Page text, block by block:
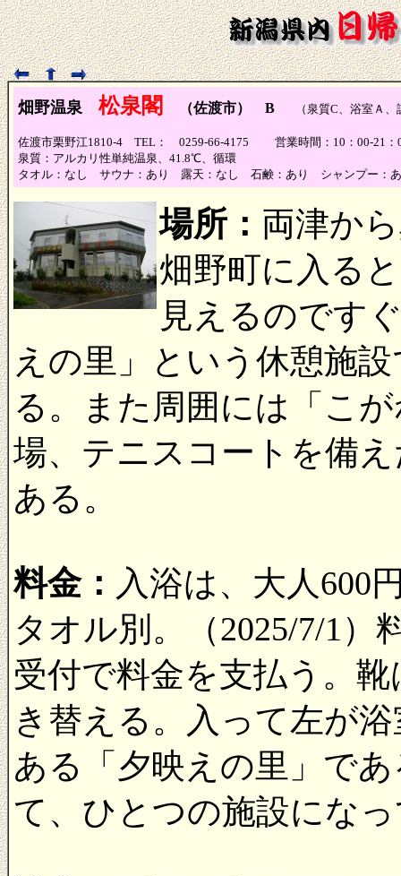
畑野温泉 松泉閣 （佐渡市） B （泉質C、浴室Ａ
佐渡市栗野江1810-4 TEL： 0259-66-4175 営業時間：10：00-21：
泉質：アルカリ性単純温泉、41.8℃、循環
タオル：なし サウナ：あり 露天：なし 石鹸：あり シャンプー：
場所： 両津か
畑野町に入る
見えるのです
えの里」という休憩施
る。また周囲には「こ
場、テニスコートを備
ある。
料金： 入浴は、大人600
タオル別。（2025/7/1）
受付で料金を支払う。
き替える。入って左が
ある「夕映えの里」で
て、ひとつの施設にな